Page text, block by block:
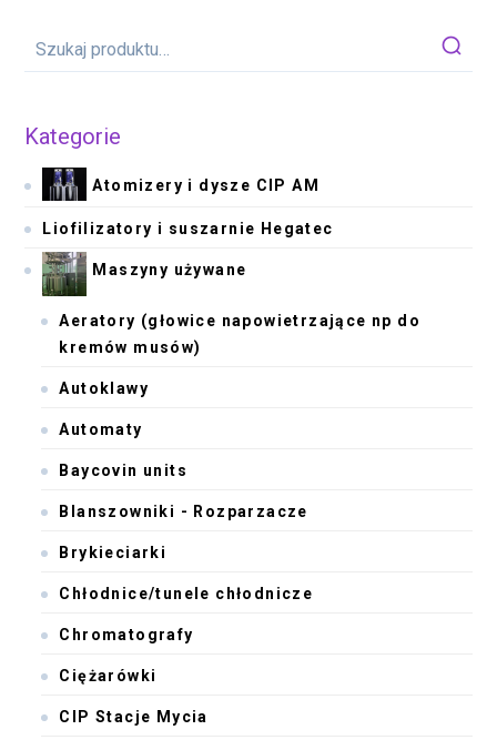
Kategorie
Atomizery i dysze CIP AM
Liofilizatory i suszarnie Hegatec
Maszyny używane
Aeratory (głowice napowietrzające np do
kremów musów)
Autoklawy
Automaty
Baycovin units
Blanszowniki - Rozparzacze
Brykieciarki
Chłodnice/tunele chłodnicze
Chromatografy
Ciężarówki
CIP Stacje Mycia